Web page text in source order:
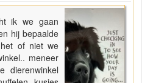
ik we gaan
hij bepaalde
of niet we
meneer
dierenwinkel